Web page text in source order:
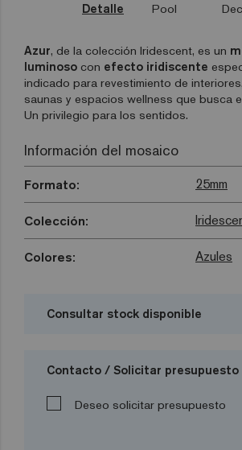
Detalle Pool
Azur, de la colección Iridescent, es un
luminoso con efecto iridiscente
indicado para revestimiento de
saunas y espacios wellness que busca
Un privilegio para los sentidos.
Información del mosaico
Formato: 25mm
Colección:
Colores: Azules
Consultar stock disponible
Contacto / Solicitar presupuesto
Deseo solicitar presupuesto